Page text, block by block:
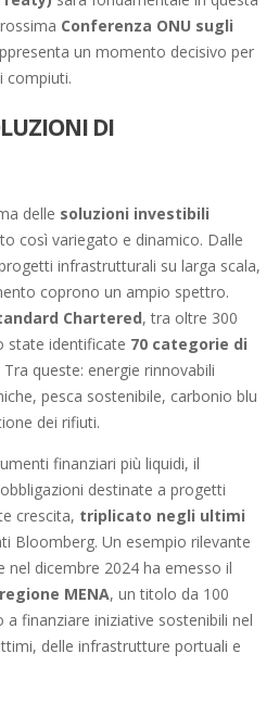
Conferenza ONU sugli
un momento decisivo per
compiuti.
DI
delle soluzioni investibili
così variegato e dinamico. Dalle
infrastrutturali su larga scala,
coprono un ampio spettro.
Chartered, tra oltre 300
state identificate 70 categorie di
Tra queste: energie rinnovabili
pesca sostenibile, carbonio blu
dei rifiuti.
finanziari più liquidi, il
destinate a progetti
crescita, triplicato negli ultimi
Bloomberg. Un esempio rilevante
nel dicembre 2024 ha emesso il
MENA, un titolo da 100
finanziare iniziative sostenibili nel
delle infrastrutture portuali e